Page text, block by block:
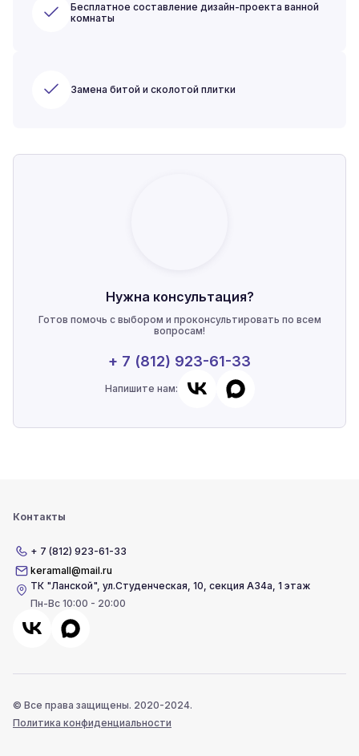
Бесплатное составление дизайн-проекта ванной
комнаты
Замена битой и сколотой плитки
Нужна консультация?
Готов помочь с выбором и проконсультировать по всем
вопросам!
+ 7 (812) 923-61-33
Напишите нам:
Контакты
+ 7 (812) 923-61-33
keramall@mail.ru
ТК "Ланской",ул.Студенческая, 10, секция А34а, 1 этаж
Пн-Вс 10:00 - 20:00
© Все права защищены. 2020-2024.
Политика конфиденциальности